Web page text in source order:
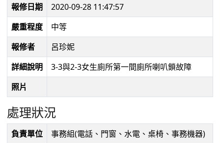
報修日期
2020-09-28 11:47:57
嚴重程度
中等
報修者
呂珍妮
詳細說明
3-3與2-3女生廁所第一間廁所喇叭鎖故障
照片
處理狀況
負責單位
事務組(電話、門窗、水電、桌椅、事務機器)